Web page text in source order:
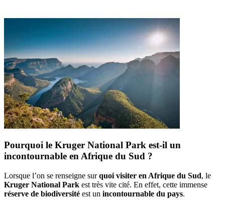
Pourquoi le Kruger National Park est-il un
incontournable en Afrique du Sud ?
Lorsque l’on se renseigne surquoi visiter en Afrique du Sud, le
Kruger National Park est très vite cité. En effet, cette immense
réserve de biodiversité est un incontournable du pays.